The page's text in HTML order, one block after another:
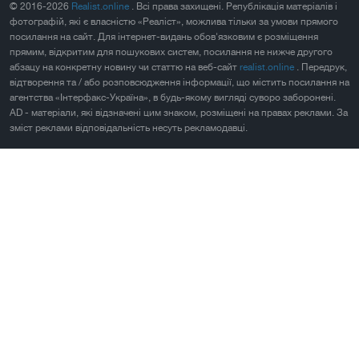
© 2016-2026 Realist.online . Всі права захищені. Републікація матеріалів і
фотографій, які є власністю «Реаліст», можлива тільки за умови прямого
посилання на сайт. Для інтернет-видань обов'язковим є розміщення
прямим, відкритим для пошукових систем, посилання не нижче другого
абзацу на конкретну новину чи статтю на веб-сайт realist.online . Передрук,
відтворення та / або розповсюдження інформації, що містить посилання на
агентства «Інтерфакс-Україна», в будь-якому вигляді суворо заборонені.
AD - матеріали, які відзначені цим знаком, розміщені на правах реклами. За
зміст реклами відповідальність несуть рекламодавці.